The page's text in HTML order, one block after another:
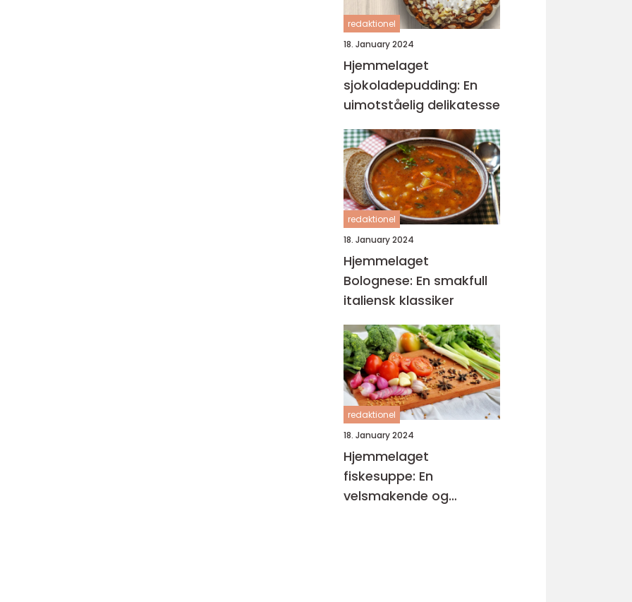
redaktionel
18. January 2024
Hjemmelaget
sjokoladepudding: En
uimotståelig delikatesse
redaktionel
18. January 2024
Hjemmelaget
Bolognese: En smakfull
italiensk klassiker
redaktionel
18. January 2024
Hjemmelaget
fiskesuppe: En
velsmakende og